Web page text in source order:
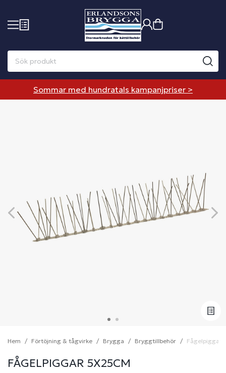
Sommar med hundratals kampanjpriser >
Hem Förtöjning & tågvirke Brygga Bryggtillbehör Fågelpiggar
FÅGELPIGGAR 5X25CM